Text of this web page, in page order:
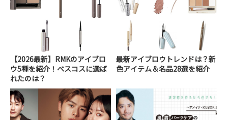
【2026最新】RMKのアイブロ
ウ5種を紹介！ベスコスに選ば
れたのは？
最新アイブロウトレンドは？新
色アイテム＆名品28選を紹介